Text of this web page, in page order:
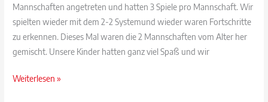
Mannschaften angetreten und hatten 3 Spiele pro Mannschaft. Wir
spielten wieder mit dem 2-2 Systemund wieder waren Fortschritte
zu erkennen. Dieses Mal waren die 2 Mannschaften vom Alter her
gemischt. Unsere Kinder hatten ganz viel Spaß und wir
Bambinis
Weiterlesen »